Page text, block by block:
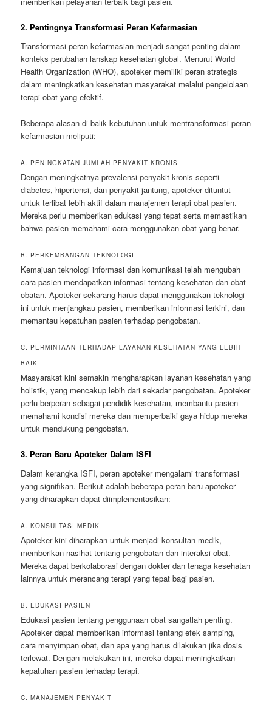
2. Pentingnya Transformasi Peran Kefarmasian
Transformasi peran kefarmasian menjadi sangat penting dalam
konteks perubahan lanskap kesehatan global. Menurut World
Health Organization (WHO), apoteker memiliki peran strategis
dalam meningkatkan kesehatan masyarakat melalui pengelolaan
terapi obat yang efektif.
Beberapa alasan di balik kebutuhan untuk mentransformasi peran
kefarmasian meliputi:
A. PENINGKATAN JUMLAH PENYAKIT KRONIS
Dengan meningkatnya prevalensi penyakit kronis seperti
diabetes, hipertensi, dan penyakit jantung, apoteker dituntut
untuk terlibat lebih aktif dalam manajemen terapi obat pasien.
Mereka perlu memberikan edukasi yang tepat serta memastikan
bahwa pasien memahami cara menggunakan obat yang benar.
B. PERKEMBANGAN TEKNOLOGI
Kemajuan teknologi informasi dan komunikasi telah mengubah
cara pasien mendapatkan informasi tentang kesehatan dan obat-
obatan. Apoteker sekarang harus dapat menggunakan teknologi
ini untuk menjangkau pasien, memberikan informasi terkini, dan
memantau kepatuhan pasien terhadap pengobatan.
C. PERMINTAAN TERHADAP LAYANAN KESEHATAN YANG LEBIH
BAIK
Masyarakat kini semakin mengharapkan layanan kesehatan yang
holistik, yang mencakup lebih dari sekadar pengobatan. Apoteker
perlu berperan sebagai pendidik kesehatan, membantu pasien
memahami kondisi mereka dan memperbaiki gaya hidup mereka
untuk mendukung pengobatan.
3. Peran Baru Apoteker Dalam ISFI
Dalam kerangka ISFI, peran apoteker mengalami transformasi
yang signifikan. Berikut adalah beberapa peran baru apoteker
yang diharapkan dapat diimplementasikan:
A. KONSULTASI MEDIK
Apoteker kini diharapkan untuk menjadi konsultan medik,
memberikan nasihat tentang pengobatan dan interaksi obat.
Mereka dapat berkolaborasi dengan dokter dan tenaga kesehatan
lainnya untuk merancang terapi yang tepat bagi pasien.
B. EDUKASI PASIEN
Edukasi pasien tentang penggunaan obat sangatlah penting.
Apoteker dapat memberikan informasi tentang efek samping,
cara menyimpan obat, dan apa yang harus dilakukan jika dosis
terlewat. Dengan melakukan ini, mereka dapat meningkatkan
kepatuhan pasien terhadap terapi.
C. MANAJEMEN PENYAKIT